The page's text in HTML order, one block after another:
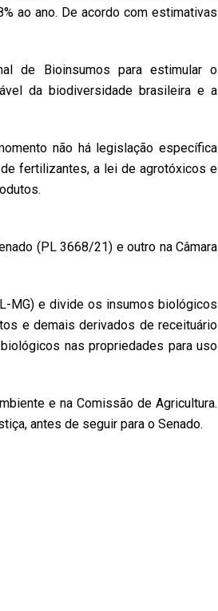
ao ano. De acordo com estimativas
de Bioinsumos para estimular o
da biodiversidade brasileira e a
não há legislação específica
fertilizantes, a lei de agrotóxicos e
(PL 3668/21) e outro na Câmara
MG) e divide os insumos biológicos
e demais derivados de receituário
nas propriedades para uso
e na Comissão de Agricultura.
antes de seguir para o Senado.